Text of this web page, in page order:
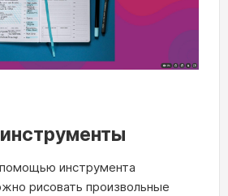
инструмента
рисовать произвольные